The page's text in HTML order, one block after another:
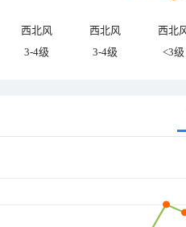
西北风 西北风
西北
3-4级 3-4级 <3级